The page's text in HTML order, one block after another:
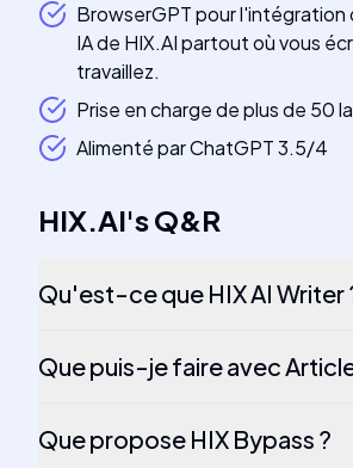
BrowserGPT pour l'intégration
IA de HIX.AI partout où vous
travaillez.
Prise en charge de plus de 50
Alimenté par ChatGPT 3.5/4
HIX.AI'sQ&R
Qu'est-ce que HIX AI Writer
Que puis-je faire avec
Que propose HIX Bypass ?